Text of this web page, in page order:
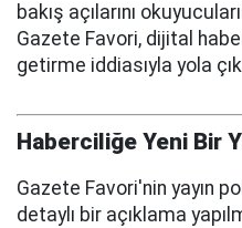
bakış açılarını
Gazete Favori, dijital
getirme iddiasıyla yola
Haberciliğe Yeni Bir
Gazete Favori'nin yayın
detaylı bir açıklama